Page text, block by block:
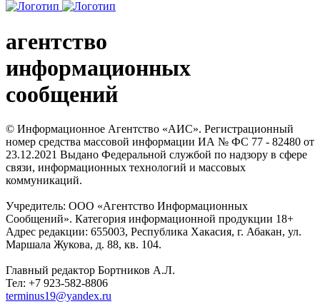
агентство
информационных
сообщений
© Информационное Агентство «АИС». Регистрационный
номер средства массовой информации ИА № ФС 77 - 82480 от
23.12.2021 Выдано Федеральной службой по надзору в сфере
связи, информационных технологий и массовых
коммуникаций.
Учредитель: ООО «Агентство Информационных
Сообщений». Категория информационной продукции 18+
Адрес редакции: 655003, Республика Хакасия, г. Абакан, ул.
Маршала Жукова, д. 88, кв. 104.
Главный редактор Бортников А.Л.
Тел: +7 923-582-8806
terminus19@yandex.ru